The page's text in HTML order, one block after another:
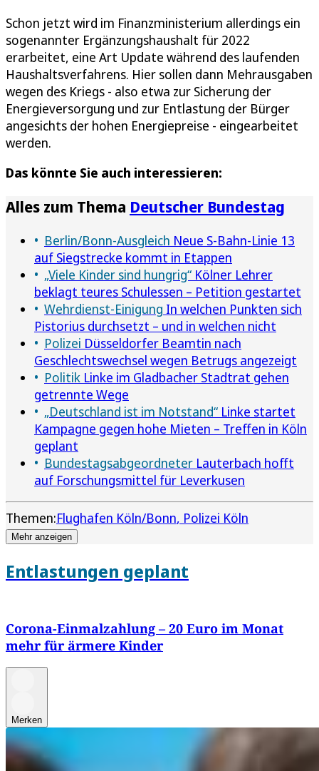
Schon jetzt wird im Finanzministerium allerdings ein
sogenannter Ergänzungshaushalt für 2022
erarbeitet, eine Art Update während des laufenden
Haushaltsverfahrens. Hier sollen dann Mehrausgaben
wegen des Kriegs - also etwa zur Sicherung der
Energieversorgung und zur Entlastung der Bürger
angesichts der hohen Energiepreise - eingearbeitet
werden.
Das könnte Sie auch interessieren:
Alles zum Thema Deutscher Bundestag
Berlin/Bonn-Ausgleich Neue S-Bahn-Linie 13
auf Siegstrecke kommt in Etappen
„Viele Kinder sind hungrig“ Kölner Lehrer
beklagt teures Schulessen – Petition gestartet
Wehrdienst-Einigung In welchen Punkten sich
Pistorius durchsetzt – und in welchen nicht
Polizei Düsseldorfer Beamtin nach
Geschlechtswechsel wegen Betrugs angezeigt
Politik Linke im Gladbacher Stadtrat gehen
getrennte Wege
„Deutschland ist im Notstand“ Linke startet
Kampagne gegen hohe Mieten – Treffen in Köln
geplant
Bundestagsabgeordneter Lauterbach hofft
auf Forschungsmittel für Leverkusen
Themen:Flughafen Köln/Bonn Polizei Köln
Mehr anzeigen
Entlastungen geplant
Corona-Einmalzahlung – 20 Euro im Monat
mehr für ärmere Kinder
Merken